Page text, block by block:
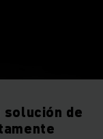
solución de